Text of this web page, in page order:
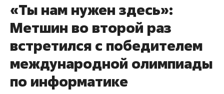
«Ты нам нужен здесь»:
Метшин во второй раз
встретился с победителем
международной олимпиады
по информатике